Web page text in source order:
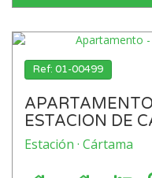
Ref: 01-00499
ESTACION DE
Estación · Cártama